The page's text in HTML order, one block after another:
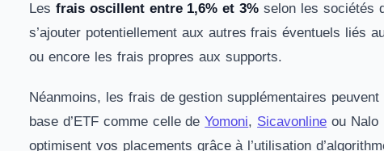
Les frais oscillent entre 1,6% et 3% selon les sociétés
s’ajouter potentiellement aux autres frais éventuels liés
ou encore les frais propres aux supports.
Néanmoins, les frais de gestion supplémentaires
base d’ETF comme celle deYomoni, Sicavonline ou Nalo
optimisent vos placements grâce à l’utilisation